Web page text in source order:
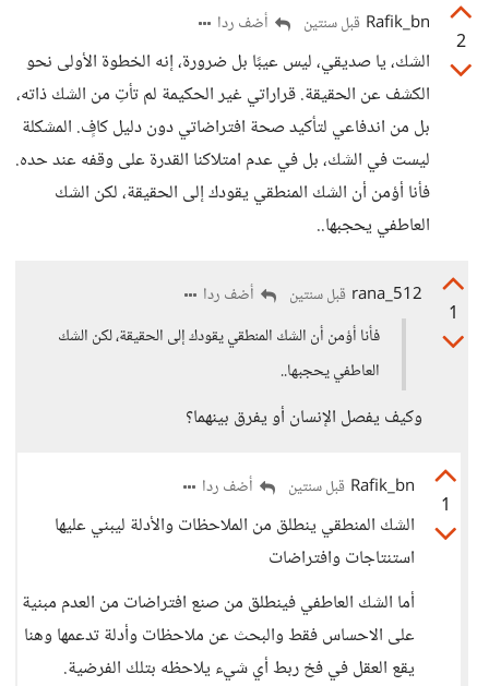
2
Rafik_bn قبل سنتين أضف ردا
الشك، يا صديقي، ليس عيبًا بل ضرورة، إنه الخطوة الأولى نحو
الكشف عن الحقيقة. قراراتي غير الحكيمة لم تأتِ من الشك ذاته،
بل من اندفاعي لتأكيد صحة افتراضاتي دون دليل كافٍ. المشكلة
ليست في الشك، بل في عدم امتلاكنا القدرة على وقفه عند حده.
فأنا أؤمن أن الشك المنطقي يقودك إلى الحقيقة، لكن الشك
العاطفي يحجبها..
1
rana_512 قبل سنتين
أضف ردا
فأنا أؤمن أن الشك المنطقي يقودك إلى الحقيقة، لكن الشك
العاطفي يحجبها..
وكيف يفصل الإنسان أو يفرق بينهما؟
1
Rafik_bn قبل سنتين أضف ردا
الشك المنطقي ينطلق من الملاحظات والأدلة ليبني عليها
استنتاجات وافتراضات
أما الشك العاطفي فينطلق من صنع افتراضات من العدم مبنية
على الاحساس فقط والبحث عن ملاحظات وأدلة تدعمها وهنا
يقع العقل في فخ ربط أي شيء يلاحظه بتلك الفرضية.